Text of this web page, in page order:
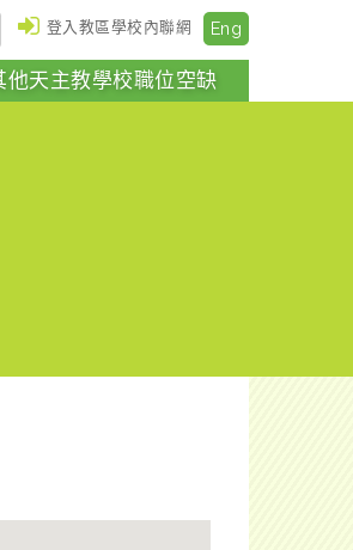
登入教區學校內聯網 Eng
他天主教學校職位空缺